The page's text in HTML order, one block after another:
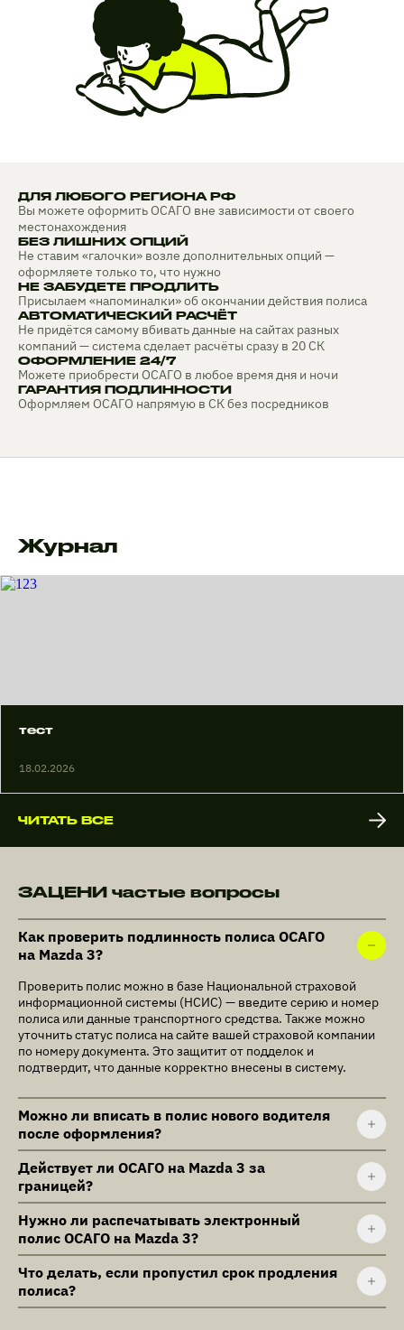
ДЛЯ ЛЮБОГО РЕГИОНА РФ
Вы можете оформить ОСАГО вне зависимости от своего
местонахождения
БЕЗ ЛИШНИХ ОПЦИЙ
Не ставим «галочки» возле дополнительных опций —
оформляете только то, что нужно
НЕ ЗАБУДЕТЕ ПРОДЛИТЬ
Присылаем «напоминалки» об окончании действия полиса
АВТОМАТИЧЕСКИЙ РАСЧЁТ
Не придётся самому вбивать данные на сайтах разных
компаний — система сделает расчёты сразу в 20 СК
ОФОРМЛЕНИЕ 24/7
Можете приобрести ОСАГО в любое время дня и ночи
ГАРАНТИЯ ПОДЛИННОСТИ
Оформляем ОСАГО напрямую в СК без посредников
Журнал
тест
18.02.2026
ЧИТАТЬ ВСЕ
ЗАЦЕНИ частые вопросы
Как проверить подлинность полиса ОСАГО
на Mazda 3?
Проверить полис можно в базе Национальной страховой
информационной системы (НСИС) — введите серию и номер
полиса или данные транспортного средства. Также можно
уточнить статус полиса на сайте вашей страховой компании
по номеру документа. Это защитит от подделок и
подтвердит, что данные корректно внесены в систему.
Можно ли вписать в полис нового водителя
после оформления?
Действует ли ОСАГО на Mazda 3 за
границей?
Нужно ли распечатывать электронный
полис ОСАГО на Mazda 3?
Что делать, если пропустил срок продления
полиса?